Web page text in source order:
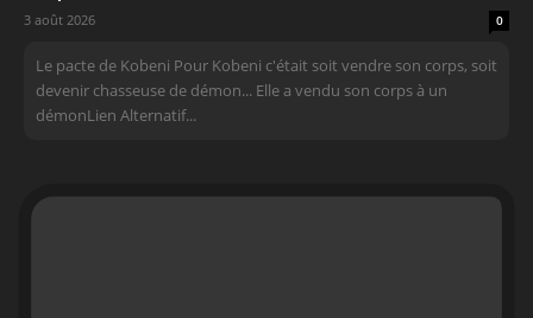
3 août 2026 0
Le pacte de Kobeni Pour Kobeni c'était soit vendre son corps, soit
devenir chasseuse de démon... Elle a vendu son corps à un
démonLien Alternatif...